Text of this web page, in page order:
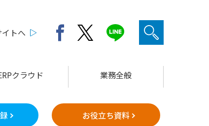
トへ
クラウド 業務全般
お役立ち資料